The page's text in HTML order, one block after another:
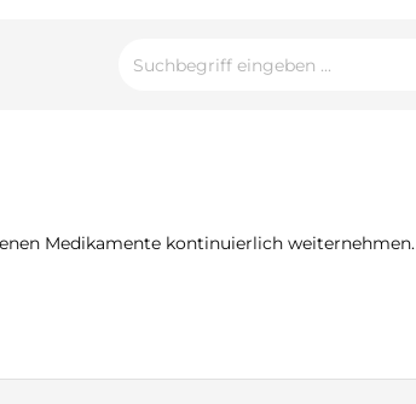
Medikamente kontinuierlich weiternehmen.